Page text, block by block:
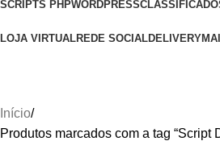
SCRIPTS PHPWORDPRESS
LOJA VIRTUALREDE SOCIALDELIVERY
Início
Produtos marcados com a tag “Script